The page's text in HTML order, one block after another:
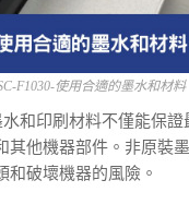
F1030-使用合適的墨水和材料
和印刷材料不僅能保證
其他機器部件。非原裝
和破壞機器的風險。